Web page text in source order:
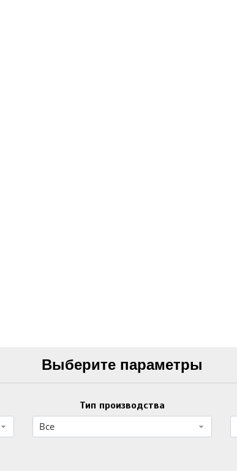
Выберите параметры
Тип производства
Все